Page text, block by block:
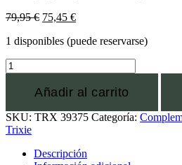
79,95€ 75,45 €
1 disponibles (puede reservarse)
Añadir al carrito
SKU: TRX 39375 Categoría:
Trixie
Descripción